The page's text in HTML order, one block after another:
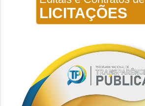
LICITAÇÕES